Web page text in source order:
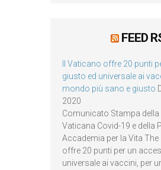
FEED
Il Vaticano offre 20 punti
giusto ed universale ai
mondo più sano e giusto
2020
Comunicato Stampa
Vaticana Covid-19 e della
Accademia per la Vita
offre 20 punti per un
universale ai vaccini, per